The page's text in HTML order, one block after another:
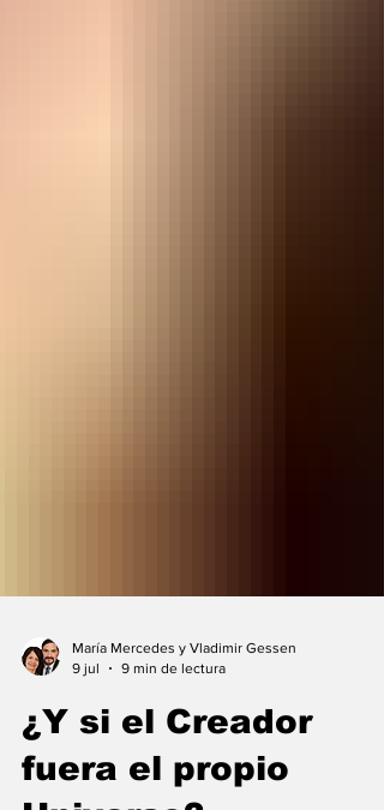
María Mercedes y Vladimir Gessen
9 jul
9 min de lectura